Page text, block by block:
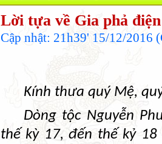
Lời tựa về Gia phả
Cập nhật: 21h39' 15/12/2016
Kính thưa quý Mệ,
Dòng tộc Nguyễn
thế kỳ 17, đến thế kỷ